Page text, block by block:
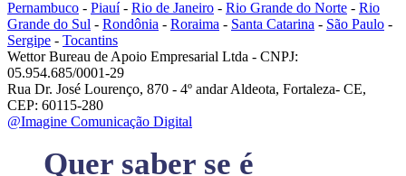
Pernambuco - Piauí- Rio de Janeiro - Rio Grande do Norte - Rio
Grande do Sul - Rondônia - Roraima - Santa Catarina - São Paulo -
Sergipe - Tocantins
Wettor Bureau de Apoio Empresarial Ltda - CNPJ:
05.954.685/0001-29
Rua Dr. José Lourenço, 870 - 4º andar Aldeota, Fortaleza- CE,
CEP: 60115-280
@Imagine Comunicação Digital
Quer saber se é